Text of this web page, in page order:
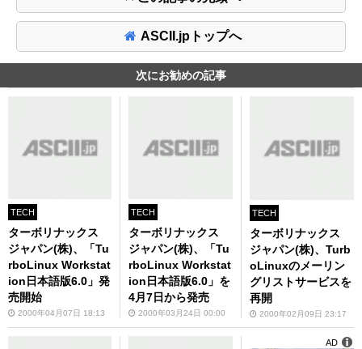
ASCII.jpトップへ
次にお勧めの記事
TECH
ターボリナックス
ジャパン(株)、「Tu
rboLinux Workstat
ion日本語版6.0」発
売開始
2000年04月07日 18:13
TECH
ターボリナックス
ジャパン(株)、「Tu
rboLinux Workstat
ion日本語版6.0」を
4月7日から発売
2000年03月24日 00:00
TECH
ターボリナックス
ジャパン(株)、Turb
oLinuxのメーリン
グリストサービスを
再開
2000年02月09日 23:17
AD